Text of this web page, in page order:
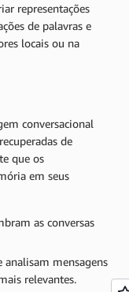
representações
de palavras e
locais ou na
conversacional
de
que os
em seus
as conversas
analisam mensagens
relevantes.